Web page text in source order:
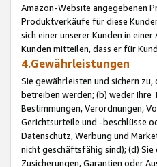
Amazon-Website angegebenen
Produktverkäufe für diese
sich einer unserer Kunden in
Kunden mitteilen, dass er für
4.Gewährleistungen
Sie gewährleisten und sichern
betreiben werden; (b) weder Ihre
Bestimmungen, Verordnungen,
Gerichtsurteile und -beschlüsse
Datenschutz, Werbung und
nicht geschäftsfähig sind); (d)
Zusicherungen, Garantien oder